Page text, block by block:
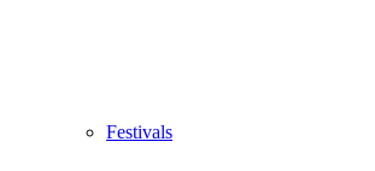
Festivals